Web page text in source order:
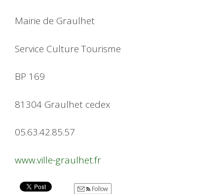
Mairie de Graulhet
Service Culture Tourisme
BP 169
81304 Graulhet cedex
05.63.42.85.57
www.ville-graulhet.fr
Follow